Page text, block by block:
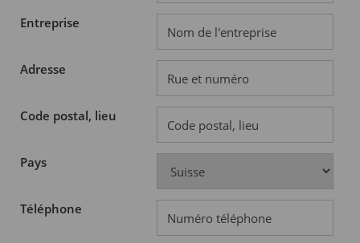
Entreprise
Adresse
Code postal, lieu
Pays
Téléphone